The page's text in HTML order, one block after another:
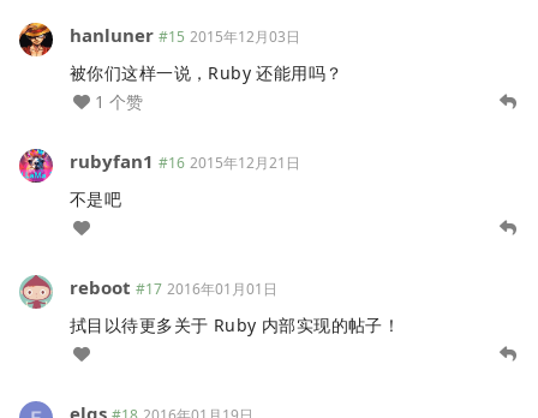
hanluner #15 2015年12月03日
被你们这样一说，Ruby 还能用吗？
1 个赞
rubyfan1 #16 2015年12月21日
不是吧
reboot #17 2016年01月01日
拭目以待更多关于 Ruby 内部实现的帖子！
elgs